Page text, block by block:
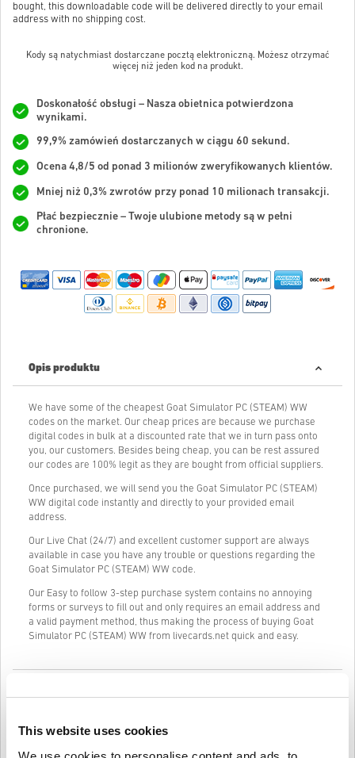
This website uses cookies
bought, this downloadable code will be delivered directly to your email
address with no shipping cost.
Kody są natychmiast dostarczane pocztą elektroniczną. Możesz otrzymać
więcej niż jeden kod na produkt.
Doskonałość obsługi – Nasza obietnica potwierdzona
wynikami.
99,9% zamówień dostarczanych w ciągu 60 sekund.
Ocena 4,8/5 od ponad 3 milionów zweryfikowanych klientów.
Mniej niż 0,3% zwrotów przy ponad 10 milionach transakcji.
Płać bezpiecznie – Twoje ulubione metody są w pełni
chronione.
Opis produktu
We have some of the cheapest Goat Simulator PC (STEAM) WW
codes on the market. Our cheap prices are because we purchase
digital codes in bulk at a discounted rate that we in turn pass onto
you, our customers. Besides being cheap, you can be rest assured
our codes are 100% legit as they are bought from official suppliers.
Once purchased, we will send you the Goat Simulator PC (STEAM)
WW digital code instantly and directly to your provided email
address.
Our Live Chat (24/7) and excellent customer support are always
available in case you have any trouble or questions regarding the
Goat Simulator PC (STEAM) WW code.
Our Easy to follow 3-step purchase system contains no annoying
forms or surveys to fill out and only requires an email address and
a valid payment method, thus making the process of buying Goat
Simulator PC (STEAM) WW from livecards.net quick and easy.
Nowy na Livecards.net? Kupowanie kodów cyfrowych jest szybkie i